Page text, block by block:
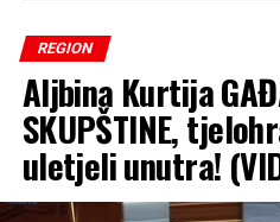
REGION
Aljbina Kurtija
SKUPŠTINE,
uletjeli unutra!